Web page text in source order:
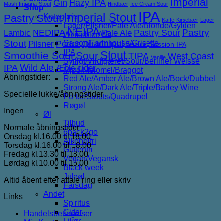
Shop
Kategorier
Lager/Pilsner/Pale Ale/Blonde/Gylden
Weissbier/Wit
Saison/Farmhouse/Grisette
IPA
Syrligt/Vildtgæret/Sour/Berliner Weisse
Mjød/Melomel/Braggot
Red Ale/Amber Ale/Brown Ale/Bock/Dubbel
Strong Ale/Dark Ale/Triple/Barley Wine
Porter/Stouts/Quadrupel
Røgøl
Øl
Tilbud
6pack2go
Alkoholfri
Glutenfri
Vegan/Vegansk
Black week
Juleøl
Farsdag
Andet
Spiritus
Cider
Mash Imperial Stout Gin Hazy IPA Hindbær Ice Cream Sour
Pastry Stout Imperial Stout IPA Kaffe Kirsebær Lager
Lambic NEDIPANEIPA Pale Ale Pastry SourPastry
Stout Pilsner Porter Quadrupel Saison Session IPA
Smoothie SourSourStoutTIPA Vanilje West Coast
IPAWild Ale Æble cider
Åbningstider:
Specielle lukke/åbningstider
Ingen
Normale åbningstider
Onsdag kl.16.00 til 18.00
Torsdag kl.16.00 til 18.00
Fredag kl.13.30 til 18.00
Lørdag kl.10.00 til 15.00
Altid åbent efter aftale ring eller skriv
Links
Handelsbetingelser